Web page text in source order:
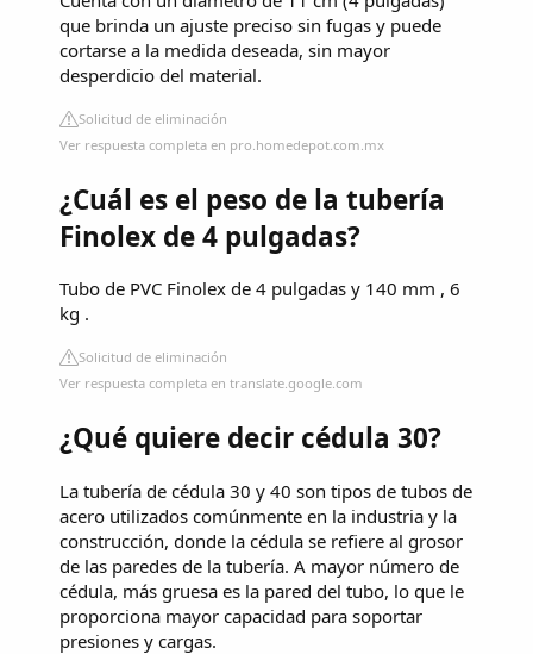
que brinda un ajuste preciso sin fugas y puede
cortarse a la medida deseada, sin mayor
desperdicio del material.
Solicitud de eliminación
Ver respuesta completa en pro.homedepot.com.mx
¿Cuál es el peso de la tubería
Finolex de 4 pulgadas?
Tubo de PVC Finolex de 4 pulgadas y 140 mm , 6
kg .
Solicitud de eliminación
Ver respuesta completa en translate.google.com
¿Qué quiere decir cédula 30?
La tubería de cédula 30 y 40 son tipos de tubos de
acero utilizados comúnmente en la industria y la
construcción, donde la cédula se refiere al grosor
de las paredes de la tubería. A mayor número de
cédula, más gruesa es la pared del tubo, lo que le
proporciona mayor capacidad para soportar
presiones y cargas.